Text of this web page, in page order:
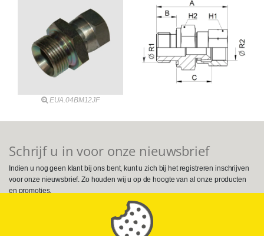
EUA.04BM12JF
Schrijf u in voor onze nieuwsbrief
Indien u nog geen klant bij ons bent, kunt u zich bij het registreren inschrijven
voor onze nieuwsbrief. Zo houden wij u op de hoogte van al onze producten
en promoties.
Volg ons op Social Media